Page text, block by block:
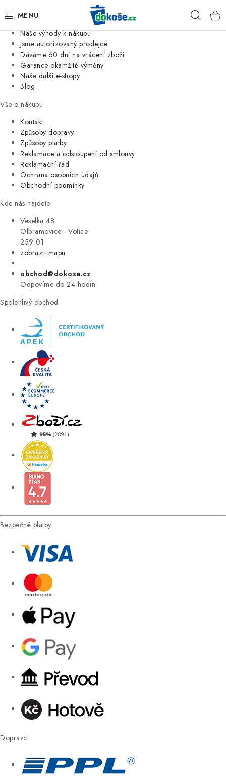
Jsme tradiční česká firma
Naše výhody k nákupu
Jsme autorizovaný prodejce
Dáváme 60 dní na vrácení zboží
Garance okamžité výměny
Naše další e-shopy
Blog
Vše o nákupu
Kontakt
Způsoby dopravy
Způsoby platby
Reklamace a odstoupení od smlouvy
Reklamační řád
Ochrana osobních údajů
Obchodní podmínky
Kde nás najdete
Veselka 48
Olbramovice - Votice
259 01
zobrazit mapu
obchod@dokose.cz
Odpovíme do 24 hodin
Spolehlivý obchod
Bezpečné platby
Dopravci
KOŠE
SÁČKY
KUCHYNĚ
ORGANIZACE
DOMÁCNOST
ÚKLID
VÝPRODEJ
ZNAČKY
Úvod Kontakt Blog
Moje objednávka